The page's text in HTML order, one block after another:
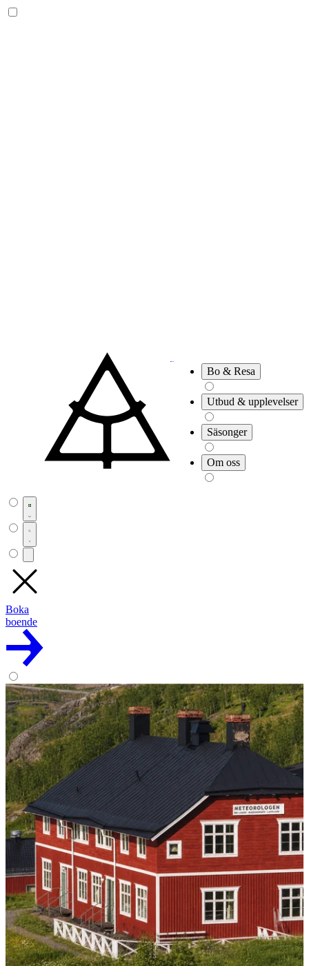
Bo & Resa
Utbud & upplevelser
Säsonger
Om oss
Boka
boende